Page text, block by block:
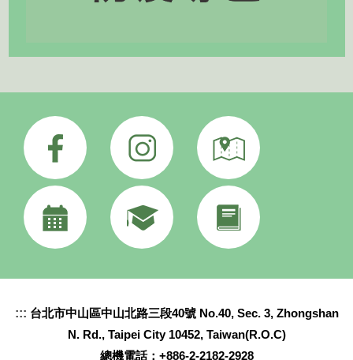
::: 台北市中山區中山北路三段40號 No.40, Sec. 3, Zhongshan
N. Rd., Taipei City 10452, Taiwan(R.O.C)
總機電話：+886-2-2182-2928